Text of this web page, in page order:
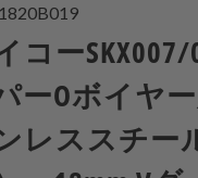
コー
ーOボイヤ
レススチー